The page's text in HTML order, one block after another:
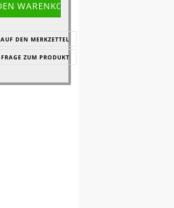
AUF DEN MERKZETTEL
FRAGE ZUM PRODUKT